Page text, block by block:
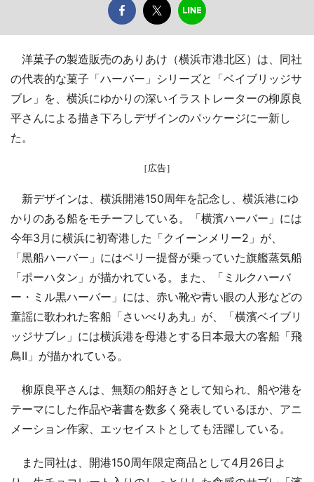
洋菓子の製造販売のありあけ（横浜市港北区）は、同社
の代表的な菓子「ハーバー」シリーズと「ベイブリッジサ
ブレ」を、横浜にゆかりの深いイラストレーターの柳原良
平さんによる描き下ろしデザインのパッケージに一新し
た。
［広告］
新デザインは、横浜開港150周年を記念し、横浜港にゆ
かりのある船をモチーフしている。「横濱ハーバー」には
今年3月に横浜に初寄港した「クイーンメリー2」が、
「黒船ハーバー」にはペリー提督が乗っていた旗艦蒸気船
「ポーハタン」が描かれている。また、「ミルクハーバ
ー・ミル黒ハーバー」には、赤い靴や青い眼の人形などの
童謡に歌われた客船「さいべりあ丸」が、「横濱ベイブリ
ッジサブレ」には横浜港を母港とする日本最大の客船「飛
鳥II」が描かれている。
柳原良平さんは、無類の船好きとして知られ、船や港を
テーマにした作品や著書を数多く発表しているほか、アニ
メーション作家、エッセイストとしても活躍している。
また同社は、開港150周年限定商品として4月26日よ